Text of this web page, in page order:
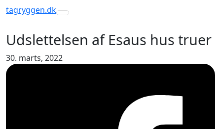
tagryggen.dk
Toggle navigation
Udslettelsen af Esaus hus truer
30. marts, 2022